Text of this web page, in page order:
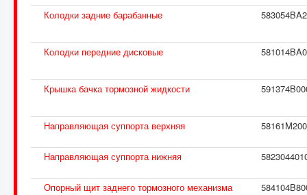
Колодки задние барабанные
Колодки передние дисковые
Крышка бачка тормозной жидкости
Направляющая суппорта верхняя
Направляющая суппорта нижняя
Опорный щит заднего тормозного механизма